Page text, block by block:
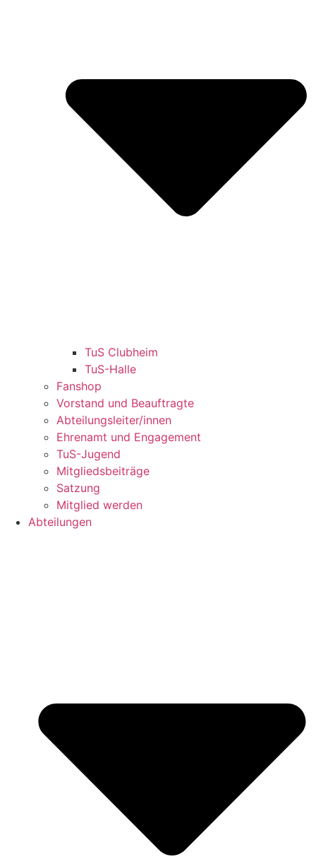
TuS Clubheim
TuS-Halle
Fanshop
Vorstand und Beauftragte
Abteilungsleiter/innen
Ehrenamt und Engagement
TuS-Jugend
Mitgliedsbeiträge
Satzung
Mitglied werden
Abteilungen